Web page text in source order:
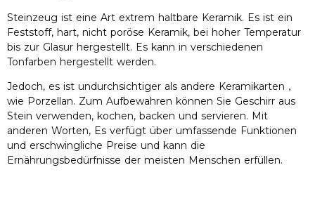
Steinzeug ist eine Art extrem haltbare Keramik. Es ist ein
Feststoff, hart, nicht poröse Keramik, bei hoher Temperatur
bis zur Glasur hergestellt. Es kann in verschiedenen
Tonfarben hergestellt werden.
Jedoch, es ist undurchsichtiger als andere Keramikarten，
wie Porzellan. Zum Aufbewahren können Sie Geschirr aus
Stein verwenden, kochen, backen und servieren. Mit
anderen Worten, Es verfügt über umfassende Funktionen
und erschwingliche Preise und kann die
Ernährungsbedürfnisse der meisten Menschen erfüllen.